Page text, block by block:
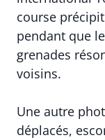
course
pendant que
grenades
voisins.
Une autre
déplacés,